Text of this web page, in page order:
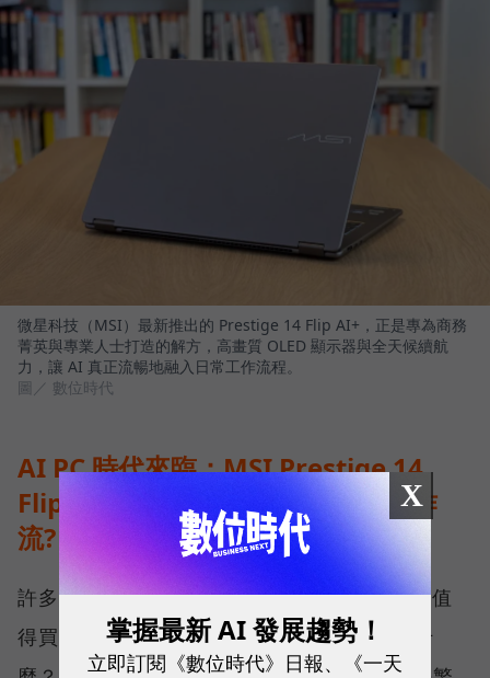
微星科技（MSI）最新推出的 Prestige 14 Flip AI+，正是專為商務
菁英與專業人士打造的解方，高畫質 OLED 顯示器與全天候續航
力，讓 AI 真正流暢地融入日常工作流程。
圖／ 數位時代
AI PC 時代來臨：MSI Prestige 14
Flip AI+ 如何用地端AI算力重塑工作
流?
許多經理人在更換電腦時常問：「AI PC 真的值
得買嗎？」、「Copilot+ PC 到底能幫我做什
X
掌握最新 AI 發展趨勢！
立即訂閱《數位時代》日報、《一天